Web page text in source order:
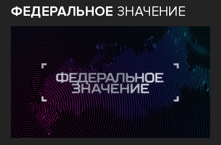
ФЕДЕРАЛЬНОЕ ЗНАЧЕНИЕ